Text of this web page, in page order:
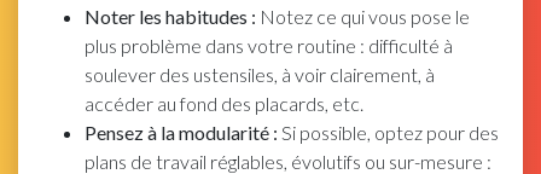
Noter les habitudes : Notez ce qui vous pose le
plus problème dans votre routine : difficulté à
soulever des ustensiles, à voir clairement, à
accéder au fond des placards, etc.
Pensez à la modularité : Si possible, optez pour des
plans de travail réglables, évolutifs ou sur-mesure :